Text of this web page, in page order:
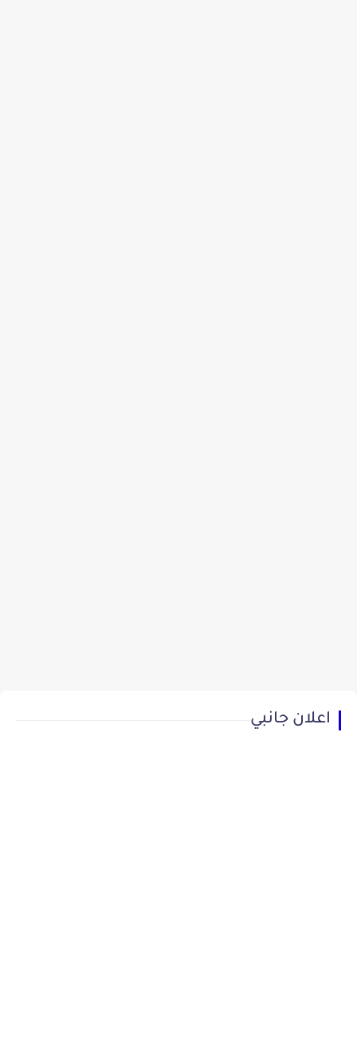
اعلان جانبي